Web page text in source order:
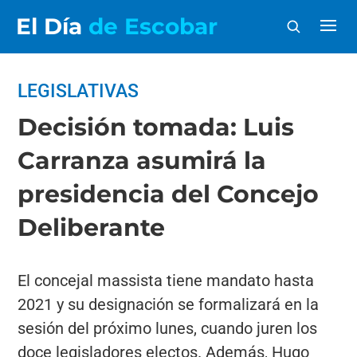
El Día de Escobar
LEGISLATIVAS
Decisión tomada: Luis
Carranza asumirá la
presidencia del Concejo
Deliberante
El concejal massista tiene mandato hasta
2021 y su designación se formalizará en la
sesión del próximo lunes, cuando juren los
doce legisladores electos. Además, Hugo